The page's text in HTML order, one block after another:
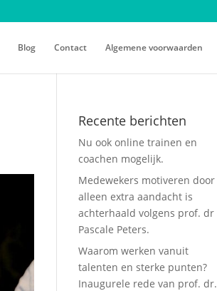
Blog Contact Algemene voorwaarden
Recente berichten
Nu ook online trainen en
coachen mogelijk.
Medewekers motiveren door
alleen extra aandacht is
achterhaald volgens prof. dr
Pascale Peters.
Waarom werken vanuit
talenten en sterke punten?
Inaugurele rede van prof. dr.